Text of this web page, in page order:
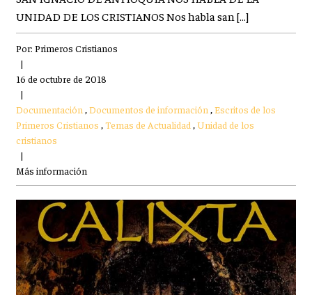
UNIDAD DE LOS CRISTIANOS Nos habla san […]
Por: Primeros Cristianos
|
16 de octubre de 2018
|
Documentación ,Documentos de información ,Escritos de los
Primeros Cristianos ,Temas de Actualidad ,Unidad de los
cristianos
|
Más información